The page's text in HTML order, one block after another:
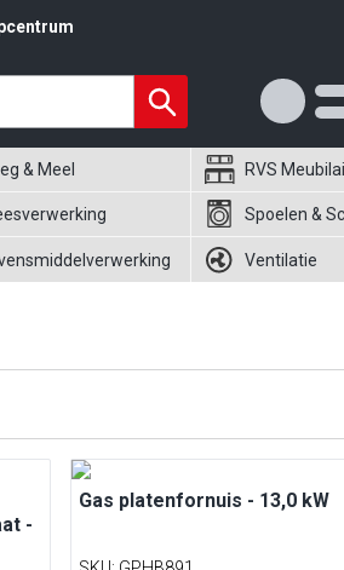
& Meel RVS
Spoelen &
Ventilatie
-
Gas platenfornuis - 13,0 kW